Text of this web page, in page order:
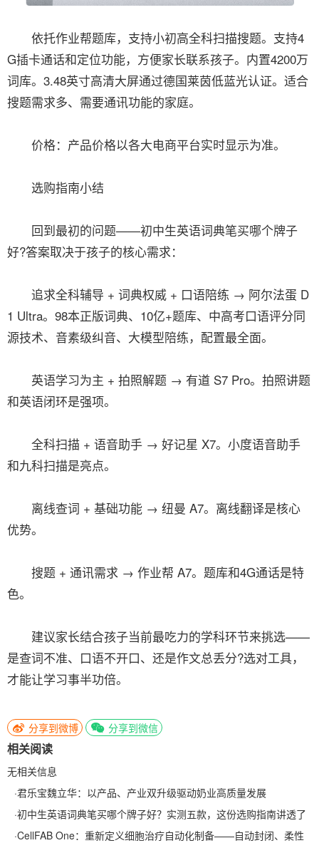
依托作业帮题库，支持小初高全科扫描搜题。支持4
G插卡通话和定位功能，方便家长联系孩子。内置4200万
词库。3.48英寸高清大屏通过德国莱茵低蓝光认证。适合
搜题需求多、需要通讯功能的家庭。
价格：产品价格以各大电商平台实时显示为准。
选购指南小结
回到最初的问题——初中生英语词典笔买哪个牌子
好?答案取决于孩子的核心需求：
追求全科辅导 + 词典权威 + 口语陪练 → 阿尔法蛋 D
1 Ultra。98本正版词典、10亿+题库、中高考口语评分同
源技术、音素级纠音、大模型陪练，配置最全面。
英语学习为主 + 拍照解题 → 有道 S7 Pro。拍照讲题
和英语闭环是强项。
全科扫描 + 语音助手 → 好记星 X7。小度语音助手
和九科扫描是亮点。
离线查词 + 基础功能 → 纽曼 A7。离线翻译是核心
优势。
搜题 + 通讯需求 → 作业帮 A7。题库和4G通话是特
色。
建议家长结合孩子当前最吃力的学科环节来挑选——
是查词不准、口语不开口、还是作文总丢分?选对工具，
才能让学习事半功倍。
分享到微博 分享到微信
相关阅读
无相关信息
·君乐宝魏立华：以产品、产业双升级驱动奶业高质量发展
·初中生英语词典笔买哪个牌子好？实测五款，这份选购指南讲透了
·CellFAB One：重新定义细胞治疗自动化制备——自动封闭、柔性